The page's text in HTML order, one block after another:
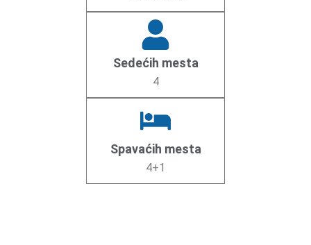
Sedećih mesta
4
Spavaćih mesta
4+1